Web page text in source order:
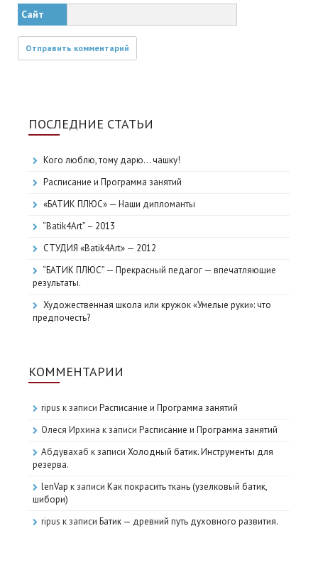
Сайт
ПОСЛЕДНИЕ СТАТЬИ
Кого люблю, тому дарю… чашку!
Расписание и Программа занятий
«БАТИК ПЛЮС» — Наши дипломанты
“Batik4Art” – 2013
СТУДИЯ «Batik4Art» — 2012
“БАТИК ПЛЮС” — Прекрасный педагог — впечатляющие
результаты.
Художественная школа или кружок «Умелые руки»: что
предпочесть?
КОММЕНТАРИИ
ripus к записи Расписание и Программа занятий
Олеся Ирхина к записи Расписание и Программа занятий
Абдувахаб к записи Холодный батик. Инструменты для
резерва.
lenVap к записи Как покрасить ткань (узелковый батик,
шибори)
ripus к записи Батик — древний путь духовного развития.